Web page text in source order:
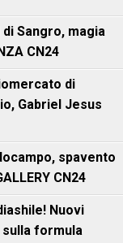
Sangro, magia
CN24
di
Gabriel Jesus
spavento
CN24
Nuovi
formula